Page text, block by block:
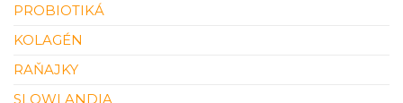
PROBIOTIKÁ
KOLAGÉN
RAŇAJKY
SLOWLANDIA